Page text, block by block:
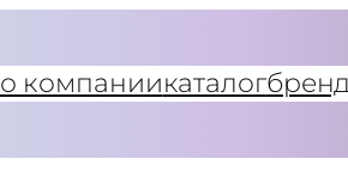
о компаниикаталог